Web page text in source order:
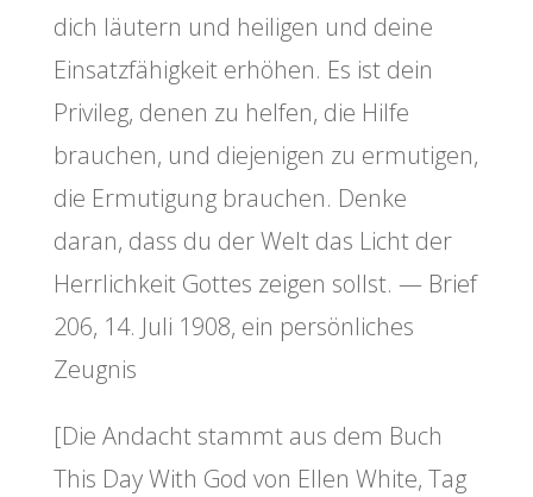
dich läutern und heiligen und deine
Einsatzfähigkeit erhöhen. Es ist dein
Privileg, denen zu helfen, die Hilfe
brauchen, und diejenigen zu ermutigen,
die Ermutigung brauchen. Denke
daran, dass du der Welt das Licht der
Herrlichkeit Gottes zeigen sollst. — Brief
206, 14. Juli 1908, ein persönliches
Zeugnis
[Die Andacht stammt aus dem Buch
This Day With God von Ellen White, Tag